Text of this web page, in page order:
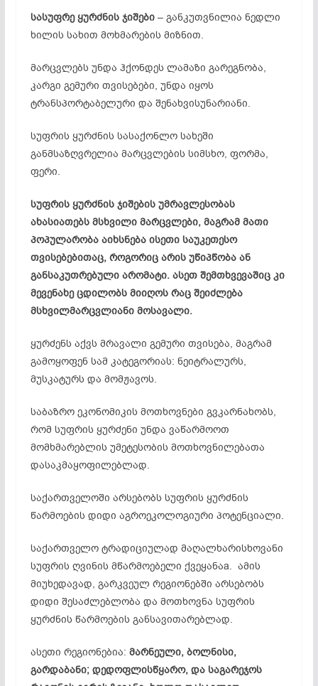
სასუფრე ყურძნის ჯიშები– განკუთვნილია ნედლი
ხილის სახით მოხმარების მიზნით.
მარცვლებს უნდა ჰქონდეს ლამაზი გარეგნობა,
კარგი გემური თვისებები, უნდა იყოს
ტრანსპორტაბელური და შენახვისუნარიანი.
სუფრის ყურძნის სასაქონლო სახეში
განმსაზღვრელია მარცვლების სიმსხო, ფორმა,
ფერი.
სუფრის ყურძნის ჯიშების უმრავლესობას
ახასიათებს მსხვილი მარცვლები, მაგრამ მათი
პოპულარობა აიხსნება ისეთი საუკეთესო
თვისებებითაც, როგორიც არის უწიპწობა ან
განსაკუთრებული არომატი. ასეთ შემთხვევაშიც კი
მევენახე ცდილობს მიიღოს რაც შეიძლება
მსხვილმარცვლიანი მოსავალი.
ყურძენს აქვს მრავალი გემური თვისება, მაგრამ
გამოყოფენ სამ კატეგორიას: ნეიტრალურს,
მუსკატურს და მომჟავოს.
საბაზრო ეკონომიკის მოთხოვნები გვკარნახობს,
რომ სუფრის ყურძენი უნდა ვაწარმოოთ
მომხმარებლის უმეტესობის მოთხოვნილებათა
დასაკმაყოფილებლად.
საქართველოში არსებობს სუფრის ყურძნის
წარმოების დიდი აგროეკოლოგიური პოტენციალი.
საქართველო ტრადიციულად მაღალხარისხოვანი
სუფრის ღვინის მწარმოებელი ქვეყანაa. ამის
მიუხედავად, გარკვეულ რეგიონებში არსებობს
დიდი შესაძლებლობა და მოთხოვნა სუფრის
ყურძნის წარმოების განსავითარებლად.
ასეთი რეგიონებია: მარნეული, ბოლნისი,
გარდაბანი; დედოფლისწყარო, და საგარეჯოს